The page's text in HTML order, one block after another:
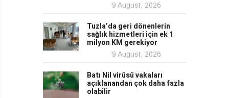
9 August, 2026
Tuzla’da geri dönenlerin
sağlık hizmetleri için ek 1
milyon KM gerekiyor
9 August, 2026
Batı Nil virüsü vakaları
açıklanandan çok daha fazla
olabilir